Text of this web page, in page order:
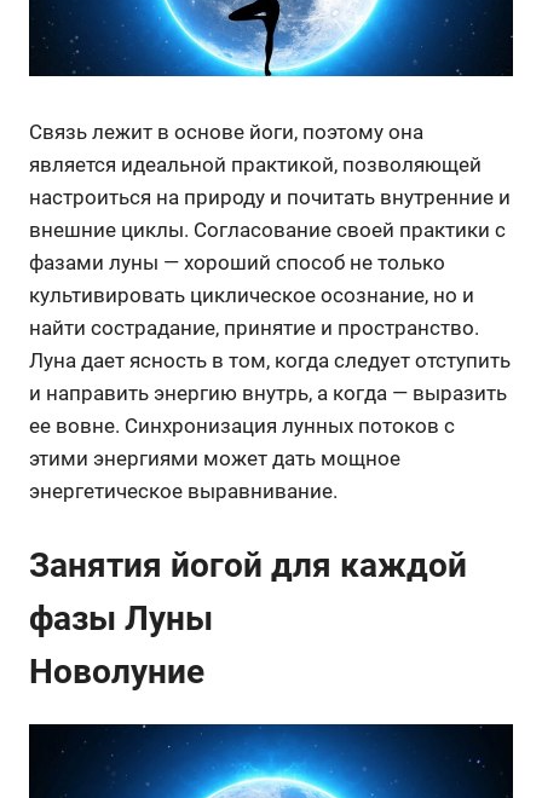
Связь лежит в основе йоги, поэтому она
является идеальной практикой, позволяющей
настроиться на природу и почитать внутренние и
внешние циклы. Согласование своей практики с
фазами луны — хороший способ не только
культивировать циклическое осознание, но и
найти сострадание, принятие и пространство.
Луна дает ясность в том, когда следует отступить
и направить энергию внутрь, а когда — выразить
ее вовне. Синхронизация лунных потоков с
этими энергиями может дать мощное
энергетическое выравнивание.
Занятия йогой для каждой
фазы Луны
Новолуние